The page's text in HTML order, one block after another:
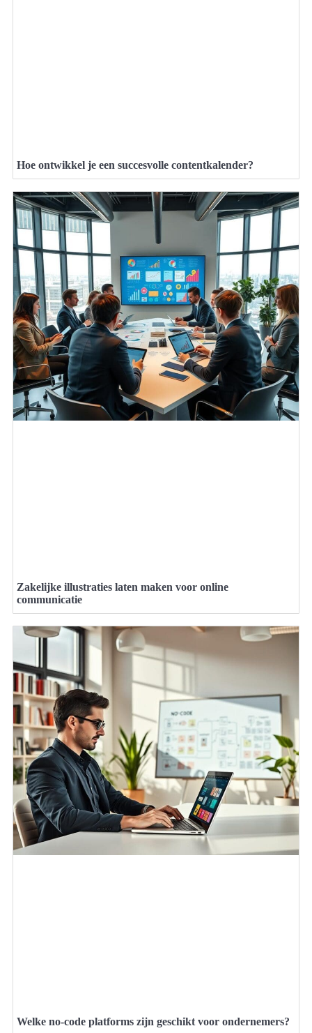
Hoe ontwikkel je een succesvolle contentkalender?
Zakelijke illustraties laten maken voor online
communicatie
Welke no-code platforms zijn geschikt voor ondernemers?